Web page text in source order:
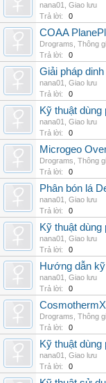
nana01
Giao lưu
Trả lời:
0
COAA
Drograms Thông
Trả lời:
0
Giải pháp
nana01
Giao lưu
Trả lời:
0
Kỹ thuật dùng
nana01
Giao lưu
Trả lời:
0
Microgeo
Drograms Thông
Trả lời:
0
Phân bón lá
nana01
Giao lưu
Trả lời:
0
Kỹ thuật dùng
nana01
Giao lưu
Trả lời:
0
Hướng dẫn
nana01
Giao lưu
Trả lời:
0
Drograms Thông
Trả lời:
0
Kỹ thuật dùng
nana01
Giao lưu
Trả lời:
0